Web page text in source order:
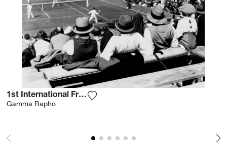
1st International French Open 1928
Gamma Rapho